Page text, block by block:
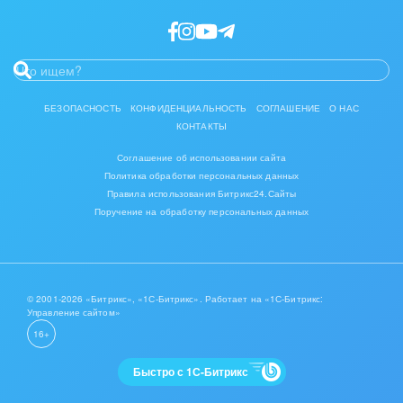
IT, Интернет
Культурные события, спорт, шоу-бизнес
Мебель, лес, деревообработка
Металлургия
Мода, одежда, аксессуары, стиль
БЕЗОПАСНОСТЬ КОНФИДЕНЦИАЛЬНОСТЬ СОГЛАШЕНИЕ
О НАС
КОНТАКТЫ
Соглашение об использовании сайта
Политика обработки персональных данных
Правила использования Битрикс24.Сайты
Поручение на обработку персональных данных
© 2001-2026 «Битрикс», «1С-Битрикс». Работает на «1С-Битрикс:
Управление сайтом»
16+
Быстро с 1С-Битрикс